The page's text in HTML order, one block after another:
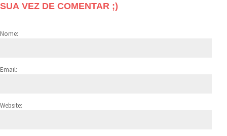
SUA VEZ DE COMENTAR ;)
Nome:
Email:
Website: